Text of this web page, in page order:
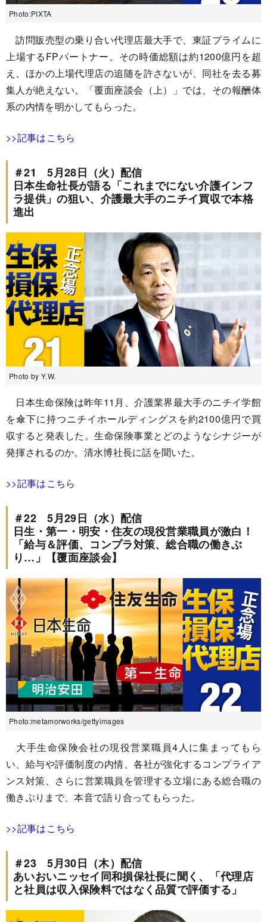
Photo:PIXTA
訪問販売型の乗り合い代理店最大手で、東証プライムに
上場するFPパートナー。その時価総額は約1200億円を超
え、ほかの上場代理店の追随を許さないが、同社を去る募
集人が絶えない。「覆面座談会（上）」では、その報酬体
系の内情を明かしてもらった。
>>記事はこちら
＃21 5月28日（火）配信
日本生命社長が語る「これまでにない介護インフ
ラ提供」の狙い、介護最大手のニチイ買収で本格
進出
Photo by Y.W.
日本生命保険は昨年11月、介護業界最大手のニチイ学館
を傘下に持つニチイホールディングスを約2100億円で買
収すると発表した。生命保険事業とどのようなシナジーが
発揮されるのか。清水博社長に話を聞いた。
>>記事はこちら
＃22 5月29日（水）配信
日生・第一・明安・住友の現役営業職員が激白！
「給与＆評価、コンプラ対策、総合職の働きぶ
り…」【覆面座談会】
Photo:metamorworks/gettyimages
大手生命保険会社の現役営業職員4人に集まってもら
い、給与や評価制度の内情、各社が強化するコンプライア
ンス対策、さらに営業職員を管理する立場にある総合職の
働きぶりまで、本音で語り合ってもらった。
>>記事はこちら
＃23 5月30日（木）配信
あいおいニッセイ同和損保社長に聞く、「代理店
と社員は収入保険料ではなく品質で評価する」